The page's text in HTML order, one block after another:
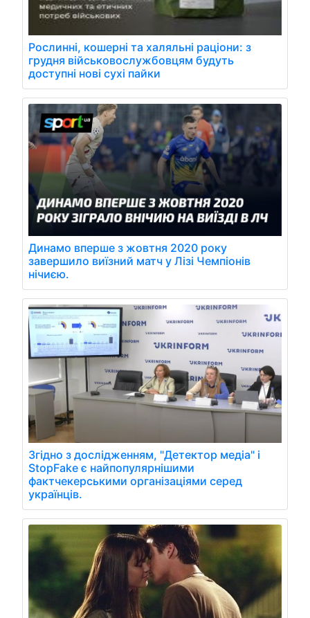
Рослинні, кошерні та халяльні раціони: з
грудня військовослужбовцям будуть
доступні нові сухі пайки
Динамо вперше з жовтня 2020 року
завершило виїзний матч у Лізі Чемпіонів
нічиєю.
Згідно з дослідженням, "Детектор медіа" і
StopFake є найпопулярнішими
фактчекерськими організаціями серед
українців.